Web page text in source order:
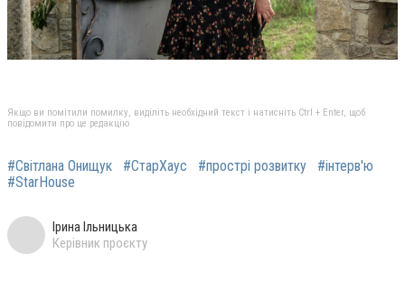
Якщо ви помітили помилку, виділіть необхідний текст і натисніть Ctrl + Enter, щоб
повідомити про це редакцію
#Світлана Онищук #СтарХаус #прострі розвитку
#інтерв'ю
#StarHouse
Ірина Ільницька
Керівник проєкту